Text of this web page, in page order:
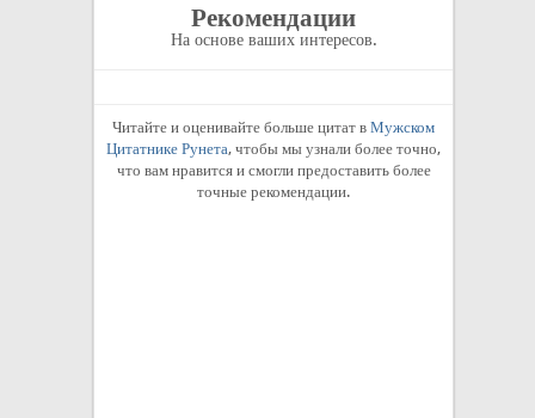
Рекомендации
На основе ваших интересов.
Читайте и оценивайте больше цитат в Мужском
Цитатнике Рунета, чтобы мы узнали более точно,
что вам нравится и смогли предоставить более
точные рекомендации.